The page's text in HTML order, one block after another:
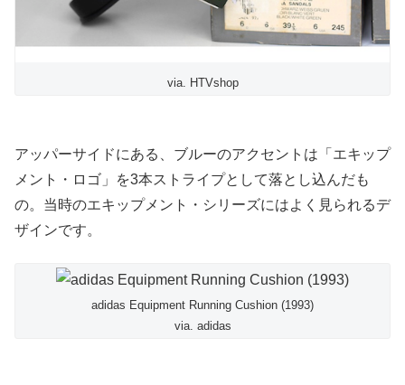
via. HTVshop
アッパーサイドにある、ブルーのアクセントは「エキップ
メント・ロゴ」を3本ストライプとして落とし込んだも
の。当時のエキップメント・シリーズにはよく見られるデ
ザインです。
adidas Equipment Running Cushion (1993)
via. adidas